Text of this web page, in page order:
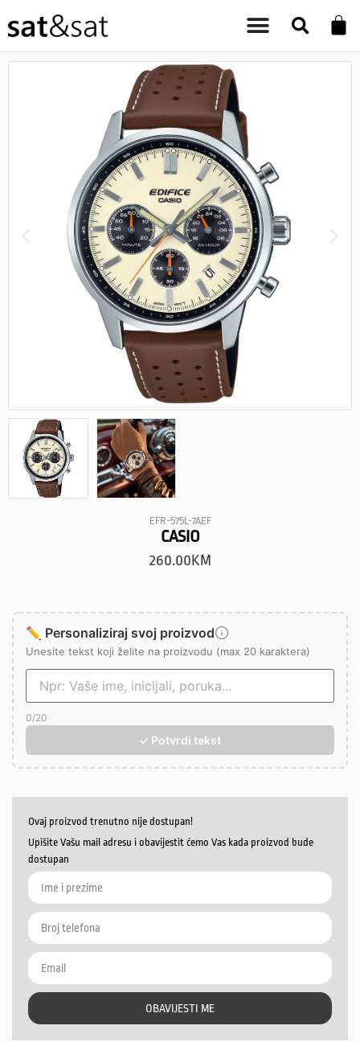
EFR-575L-7AEF
CASIO
260.00KM
✏️ Personaliziraj svoj proizvod
Unesite tekst koji želite na proizvodu (max 20 karaktera)
0/20
✓ Potvrdi tekst
Ovaj proizvod trenutno nije dostupan!
Upišite Vašu mail adresu i obavijestit ćemo Vas kada proizvod bude
dostupan
OBAVIJESTI ME